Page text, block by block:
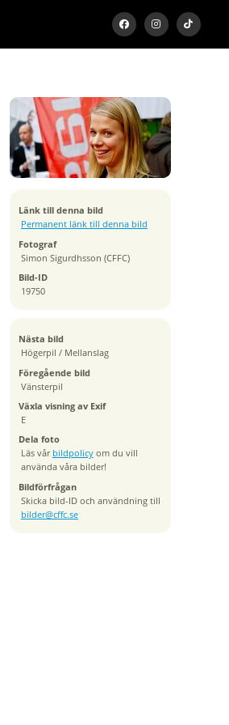
Länk till denna bild
Permanent länk till denna bild
Fotograf
Simon Sigurdhsson (CFFC)
Bild-ID
19750
Exponeringstid
1/640 sek
Bländare
f/2.8
Kamera
Tagen
2012:02:07 13:16:36
ISO
1250
Brännvidd
70 mm
Nästa bild
Högerpil / Mellanslag
Föregående bild
Vänsterpil
Växla visning av Exif
E
Dela foto
Läs vår bildpolicyom du vill
använda våra bilder!
Bildförfrågan
Skicka bild-ID och användning till
bilder@cffc.se